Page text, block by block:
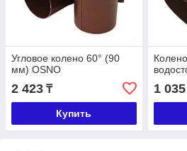
Угловое колено 60° (90
мм) OSNO
2 423 ₸
Купить
1 035